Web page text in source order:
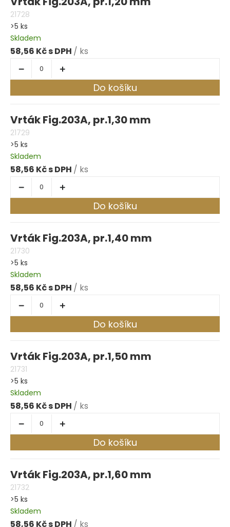
21728
>5 ks
Skladem
58,56 Kč / ks
Do košíku
Vrták Fig.203A, pr.1,30 mm
21729
>5 ks
Skladem
58,56 Kč / ks
Do košíku
Vrták Fig.203A, pr.1,40 mm
21730
>5 ks
Skladem
58,56 Kč / ks
Do košíku
Vrták Fig.203A, pr.1,50 mm
21731
>5 ks
Skladem
58,56 Kč / ks
Do košíku
Vrták Fig.203A, pr.1,60 mm
21732
>5 ks
Skladem
58,56 Kč / ks